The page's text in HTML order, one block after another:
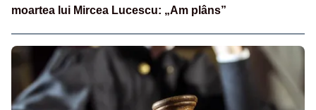
moartea lui Mircea Lucescu: „Am plâns”